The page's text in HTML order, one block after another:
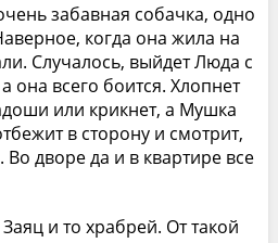
забавная собачка, одно
когда она жила на
Случалось, выйдет Люда с
она всего боится. Хлопнет
или крикнет, а Мушка
в сторону и смотрит,
Во дворе да и в квартире все
и то храбрей. От такой